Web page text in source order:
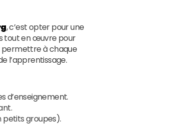
, c’est opter pour une
tout en œuvre pour
permettre à chaque
l’apprentissage.
d’enseignement.
petits groupes).